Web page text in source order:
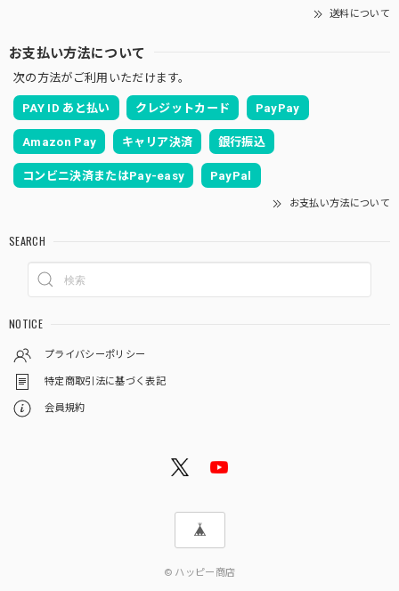
送料について
お支払い方法について
次の方法がご利用いただけます。
PAY ID あと払い クレジットカード PayPay
Amazon Pay キャリア決済 銀行振込
コンビニ決済またはPay-easy PayPal
お支払い方法について
SEARCH
NOTICE
プライバシーポリシー
特定商取引法に基づく表記
会員規約
© ハッピー商店